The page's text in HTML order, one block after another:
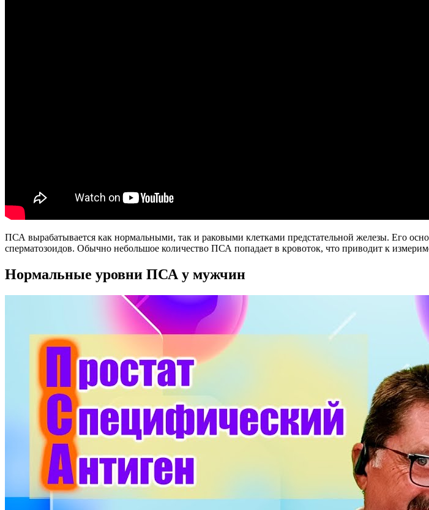
ПСА вырабатывается как нормальными, так и раковыми клетками предстательной железы. Его
сперматозоидов. Обычно небольшое количество ПСА попадает в кровоток, что приводит к
Нормальные уровни ПСА у мужчин